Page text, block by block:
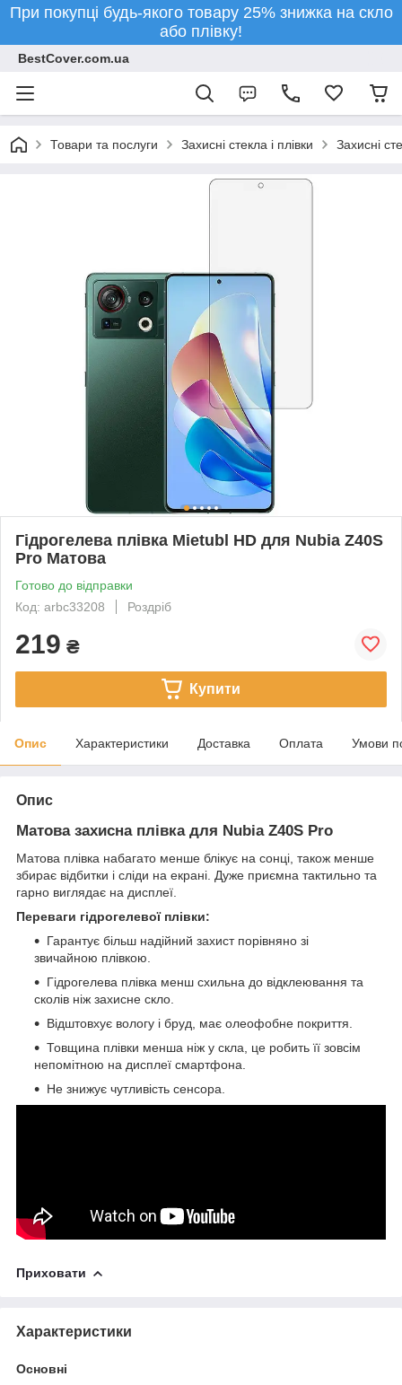
При покупці будь-якого товару 25% знижка на скло
або плівку!
BestCover.com.ua
Товари та послуги Захисні стекла і плівки Захисні
Гідрогелева плівка Mietubl HD для Nubia Z40S
Pro Матова
Готово до відправки
Код: arbc33208
Роздріб
219 ₴
Купити
Опис Характеристики Доставка Оплата Умови
Опис
Матова захисна плівка для Nubia Z40S Pro
Матова плівка набагато менше блікує на сонці, також менше
збирає відбитки і сліди на екрані. Дуже приємна тактильно та
гарно виглядає на дисплеї.
Переваги гідрогелевої плівки:
Гарантує більш надійний захист порівняно зі
звичайною плівкою.
Гідрогелева плівка менш схильна до відклеювання та
сколів ніж захисне скло.
Відштовхує вологу і бруд, має олеофобне покриття.
Товщина плівки менша ніж у скла, це робить її зовсім
непомітною на дисплеї смартфона.
Не знижує чутливість сенсора.
Приховати
Характеристики
Основні